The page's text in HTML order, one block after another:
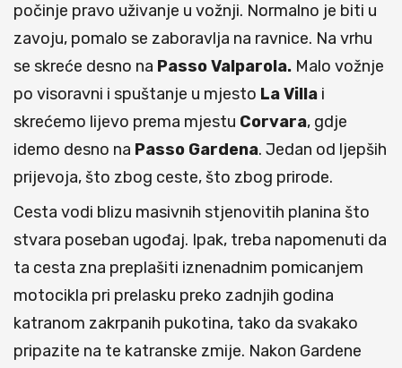
počinje pravo uživanje u vožnji. Normalno je biti u
zavoju, pomalo se zaboravlja na ravnice. Na vrhu
se skreće desno na Passo Valparola. Malo vožnje
po visoravni i spuštanje u mjesto La Villa i
skrećemo lijevo prema mjestu Corvara, gdje
idemo desno na Passo Gardena. Jedan od ljepših
prijevoja, što zbog ceste, što zbog prirode.
Cesta vodi blizu masivnih stjenovitih planina što
stvara poseban ugođaj. Ipak, treba napomenuti da
ta cesta zna preplašiti iznenadnim pomicanjem
motocikla pri prelasku preko zadnjih godina
katranom zakrpanih pukotina, tako da svakako
pripazite na te katranske zmije. Nakon Gardene